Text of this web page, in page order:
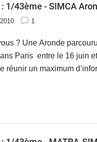
1/43ème - SIMCA
1
? Une Aronde
Paris entre le 16 juin
réunir un maximum